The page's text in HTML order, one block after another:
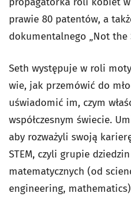
prawie 80 patentów, a
dokumentalnego „Not the
Seth występuje w roli
wie, jak przemówić do
uświadomić im, czym
współczesnym świecie.
aby rozważyli swoją
STEM, czyli grupie
matematycznych (od
engineering,